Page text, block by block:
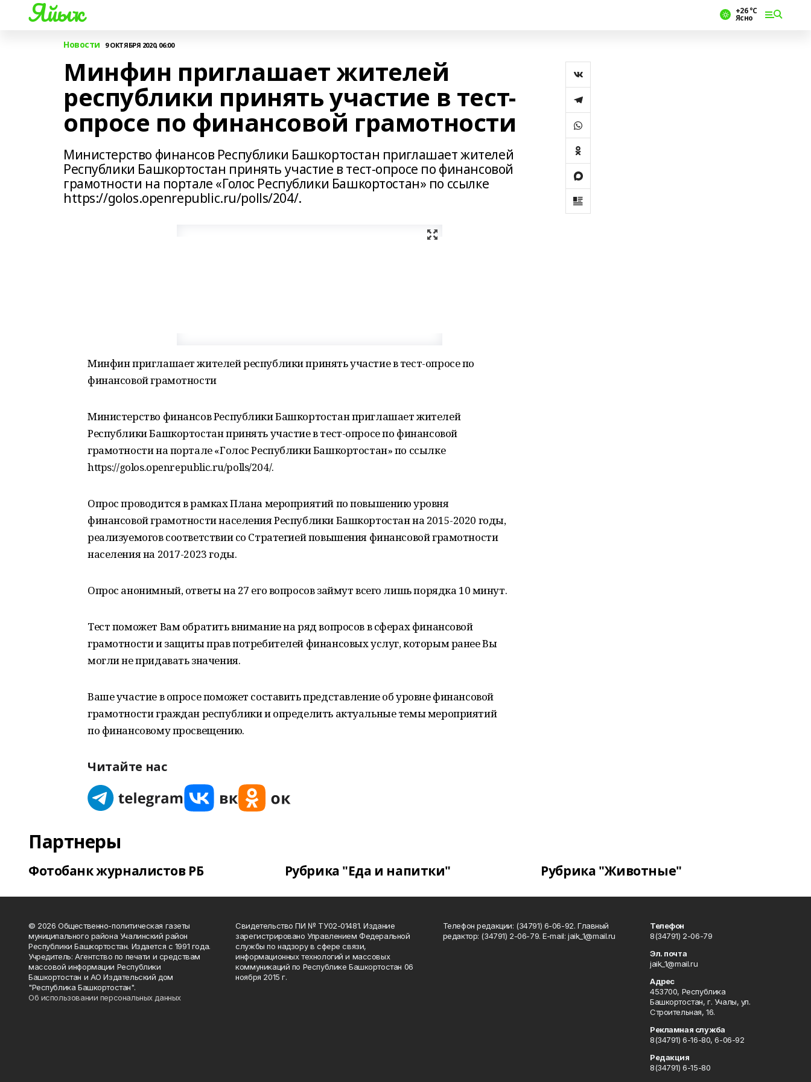
Яйыҡ +26 °С
Ясно
Новости 9 ОКТЯБРЯ 2020, 06:00
Минфин приглашает жителей
республики принять участие в тест-
опросе по финансовой грамотности
Министерство финансов Республики Башкортостан приглашает жителей
Республики Башкортостан принять участие в тест-опросе по финансовой
грамотности на портале «Голос Республики Башкортостан» по ссылке
https://golos.openrepublic.ru/polls/204/.
Минфин приглашает жителей республики принять участие в тест-опросе по
финансовой грамотности
Министерство финансов Республики Башкортостан приглашает жителей
Республики Башкортостан принять участие в тест-опросе по финансовой
грамотности на портале «Голос Республики Башкортостан» по ссылке
https://golos.openrepublic.ru/polls/204/.
Опрос проводится в рамках Плана мероприятий по повышению уровня
финансовой грамотности населения Республики Башкортостан на 2015-2020 годы,
реализуемогов соответствии со Стратегией повышения финансовой грамотности
населения на 2017-2023 годы.
Опрос анонимный, ответы на 27 его вопросов займут всего лишь порядка 10 минут.
Тест поможет Вам обратить внимание на ряд вопросов в сферах финансовой
грамотности и защиты прав потребителей финансовых услуг, которым ранее Вы
могли не придавать значения.
Ваше участие в опросе поможет составить представление об уровне финансовой
грамотности граждан республики и определить актуальные темы мероприятий
по финансовому просвещению.
Читайте нас
Партнеры
Фотобанк журналистов РБ Рубрика "Еда и напитки" Рубрика "Животные"
© 2026 Общественно-политическая газеты
муниципального района Учалинский район
Республики Башкортостан. Издается с 1991 года.
Учредитель: Агентство по печати и средствам
массовой информации Республики
Башкортостан и АО Издательский дом
"Республика Башкортостан".
Об использовании персональных данных
Свидетельство ПИ № ТУ02-01481. Издание
зарегистрировано Управлением Федеральной
службы по надзору в сфере связи,
информационных технологий и массовых
коммуникаций по Республике Башкортостан 06
ноября 2015 г.
Телефон редакции: (34791) 6-06-92. Главный
редактор: (34791) 2-06-79. Е-mаil: jaik_1@mail.ru
Телефон
8(34791) 2-06-79
Эл. почта
jaik_1@mail.ru
Адрес
453700, Республика
Башкортостан, г. Учалы, ул.
Строительная, 16.
Рекламная служба
8(34791) 6-16-80, 6-06-92
Редакция
8(34791) 6-15-80